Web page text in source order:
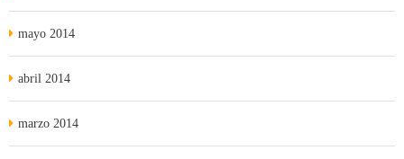
mayo 2014
abril 2014
marzo 2014